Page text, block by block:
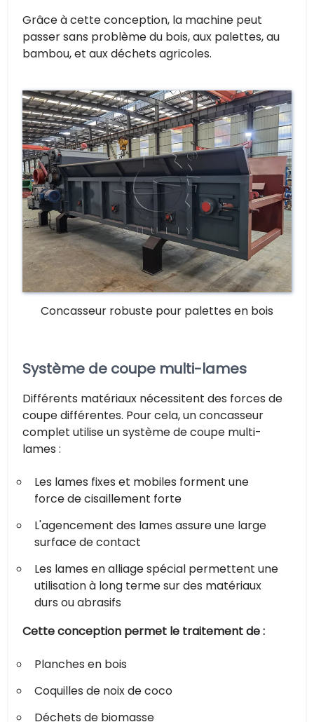
Grâce à cette conception, la machine peut
passer sans problème du bois, aux palettes, au
bambou, et aux déchets agricoles.
Concasseur robuste pour palettes en bois
Système de coupe multi-lames
Différents matériaux nécessitent des forces de
coupe différentes. Pour cela, un concasseur
complet utilise un système de coupe multi-
lames :
Les lames fixes et mobiles forment une
force de cisaillement forte
L'agencement des lames assure une large
surface de contact
Les lames en alliage spécial permettent une
utilisation à long terme sur des matériaux
durs ou abrasifs
Cette conception permet le traitement de :
Planches en bois
Coquilles de noix de coco
Déchets de biomasse